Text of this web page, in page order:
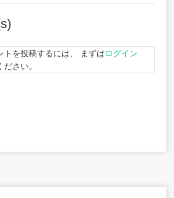
トを投稿するには、 まずはログイン
ださい。